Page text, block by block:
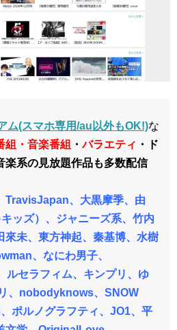
ム(スマホ専用/au以外もOK!)な
組・音楽番組 ・バラエティ ・ド
楽系の見放題作品も多数配信
TravisJapan、大黒摩季、由
ッズ）、ジャニーズ系、竹内
來未、東方神起、秦基博、水樹
、なにわ男子、
ルセラフィム、キンプリ、ゆ
、nobodyknows、SNOW
ポルノグラフティ、JO1、平